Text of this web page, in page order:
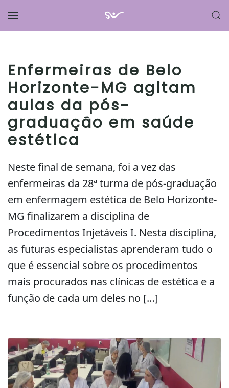
Skip to main content
Enfermeiras de Belo
Horizonte-MG agitam
aulas da pós-
graduação em saúde
estética
Neste final de semana, foi a vez das
enfermeiras da 28ª turma de pós-graduação
em enfermagem estética de Belo Horizonte-
MG finalizarem a disciplina de
Procedimentos Injetáveis I. Nesta disciplina,
as futuras especialistas aprenderam tudo o
que é essencial sobre os procedimentos
mais procurados nas clínicas de estética e a
função de cada um deles no […]